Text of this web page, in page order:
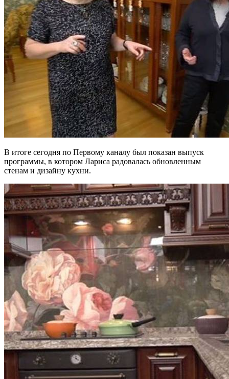
В итоге сегодня по Первому каналу был показан выпуск
программы, в котором Лариса радовалась обновленным
стенам и дизайну кухни.